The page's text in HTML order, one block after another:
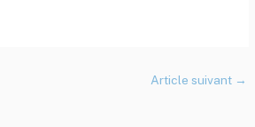
Article suivant →